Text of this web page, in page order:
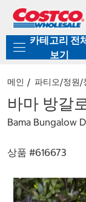
로
기
가
카테고리 전
보기
메인 파티오/정원/
바마 방갈
Bama Bungalow
상품 #616673